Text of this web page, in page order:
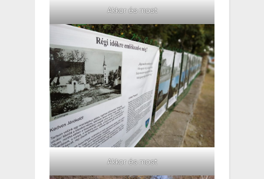
Akkor és most
Akkor és most